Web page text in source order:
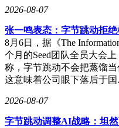
2026-08-07
张一鸣表态：字节跳动拒
8月6日，据《The
个月的Seed团队全员大会
称，字节跳动不会把蒸馏
这意味着公司眼下落后于
2026-08-07
字节跳动调整AI战略：坦